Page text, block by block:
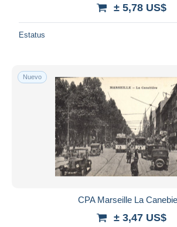
± 5,78 US$
Estatus
Nuevo
CPA Marseille La
± 3,47 US$